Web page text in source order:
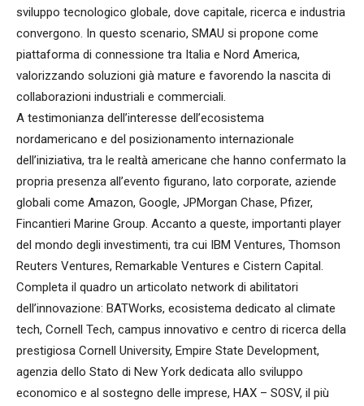
sviluppo tecnologico globale, dove capitale, ricerca e industria
convergono. In questo scenario, SMAU si propone come
piattaforma di connessione tra Italia e Nord America,
valorizzando soluzioni già mature e favorendo la nascita di
collaborazioni industriali e commerciali.
A testimonianza dell’interesse dell’ecosistema
nordamericano e del posizionamento internazionale
dell’iniziativa, tra le realtà americane che hanno confermato la
propria presenza all’evento figurano, lato corporate, aziende
globali come Amazon, Google, JPMorgan Chase, Pfizer,
Fincantieri Marine Group. Accanto a queste, importanti player
del mondo degli investimenti, tra cui IBM Ventures, Thomson
Reuters Ventures, Remarkable Ventures e Cistern Capital.
Completa il quadro un articolato network di abilitatori
dell’innovazione: BATWorks, ecosistema dedicato al climate
tech, Cornell Tech, campus innovativo e centro di ricerca della
prestigiosa Cornell University, Empire State Development,
agenzia dello Stato di New York dedicata allo sviluppo
economico e al sostegno delle imprese, HAX – SOSV, il più